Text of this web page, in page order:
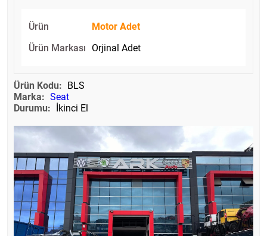
Ürün
Motor Adet
Ürün Markası
Orjinal Adet
Ürün Kodu: BLS
Marka: Seat
Durumu: İkinci El